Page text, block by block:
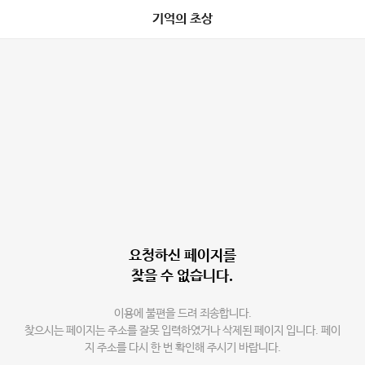
기억의 초상
요청하신 페이지를
찾을 수 없습니다.
이용에 불편을 드려 죄송합니다.
찾으시는 페이지는 주소를 잘못 입력하였거나 삭제된 페이지 입니다. 페이
지 주소를 다시 한 번 확인해 주시기 바랍니다.